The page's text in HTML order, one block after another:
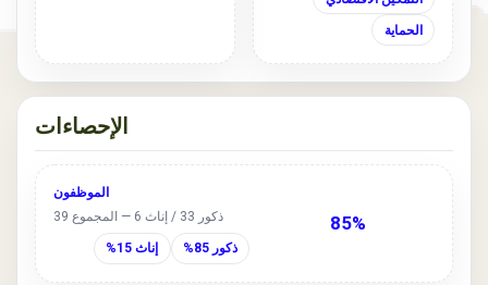
الحماية
الإحصاءات
85%
الموظفون
ذكور 33 / إناث 6 — المجموع 39
ذكور 85% إناث 15%